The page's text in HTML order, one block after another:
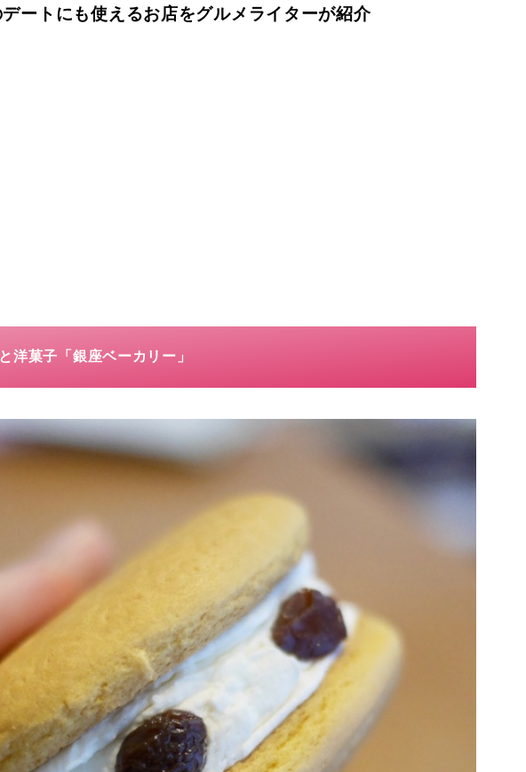
ートにも使えるお店をグルメライターが紹介
洋菓子「銀座ベーカリー」